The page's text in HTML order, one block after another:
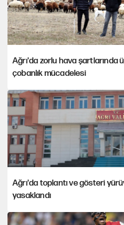
Ağrı'da zorlu hava şartlarında
çobanlık mücadelesi
Ağrı'da toplantı ve gösteri
yasaklandı